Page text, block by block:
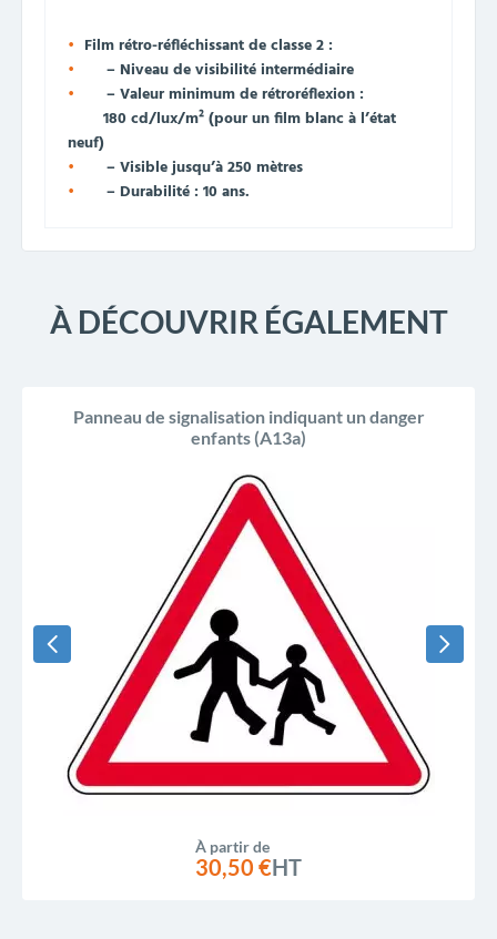
Film rétro-réfléchissant de classe 2 :
– Niveau de visibilité intermédiaire
– Valeur minimum de rétroréflexion :
180 cd/lux/m² (pour un film blanc à l’état
neuf)
– Visible jusqu’à 250 mètres
– Durabilité : 10 ans.
À DÉCOUVRIR ÉGALEMENT
Panneau de signalisation indiquant un danger
enfants (A13a)
À partir de
30,50 €HT